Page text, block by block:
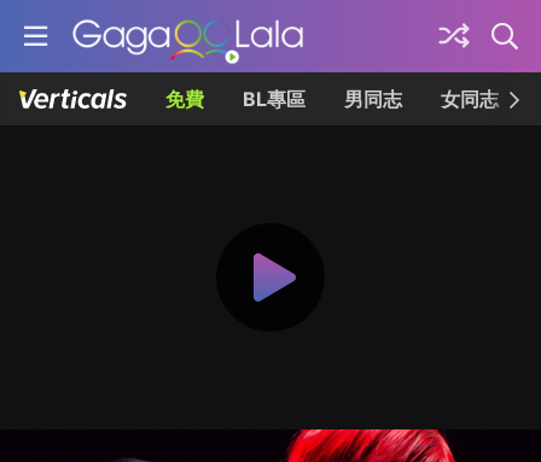
免費 BL專區 男同志 女同志